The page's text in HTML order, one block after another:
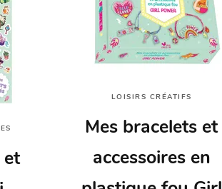
et
LOISIRS CRÉATIFS
Mes bracelets et
accessoires en